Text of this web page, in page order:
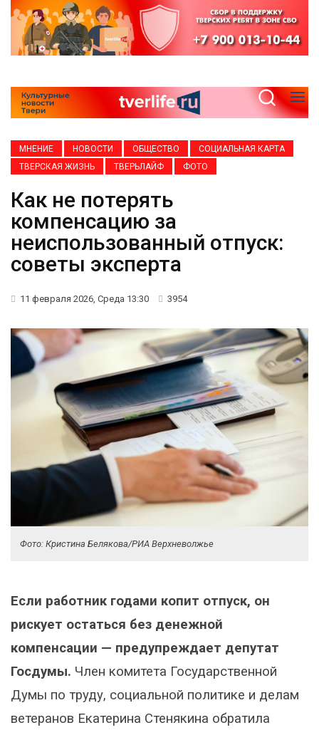
МНЕНИЕ НОВОСТИ ОБЩЕСТВО
СОЦИАЛЬНАЯ КАРТА
ТВЕРСКАЯ ЖИЗНЬ
ТВЕРЬЛАЙФ ФОТО
Как не потерять
компенсацию за
неиспользованный отпуск:
советы эксперта
11 февраля 2026, Среда 13:30 3954
Фото: Кристина Белякова/РИА Верхневолжье
Если работник годами копит отпуск, он
рискует остаться без денежной
компенсации — предупреждает депутат
Госдумы. Член комитета Государственной
Думы по труду, социальной политике и делам
ветеранов Екатерина Стенякина обратила